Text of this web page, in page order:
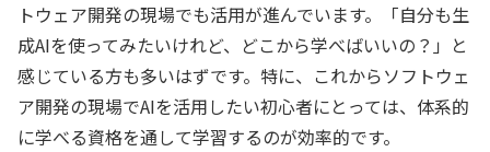
トウェア開発の現場でも活用が進んでいます。「自分も生
成AIを使ってみたいけれど、どこから学べばいいの？」と
感じている方も多いはずです。特に、これからソフトウェ
ア開発の現場でAIを活用したい初心者にとっては、体系的
に学べる資格を通して学習するのが効率的です。